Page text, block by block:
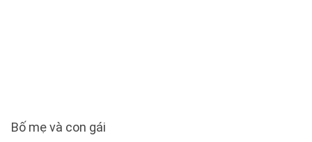
Bố mẹ và con gái